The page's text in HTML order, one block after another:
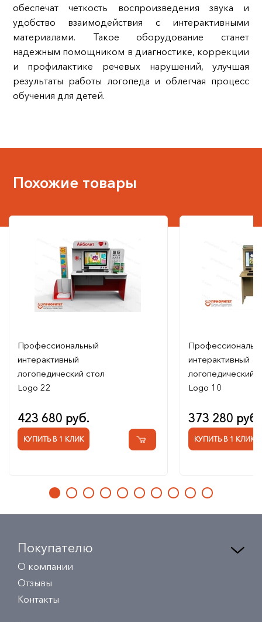
обеспечат четкость воспроизведения звука и
удобство взаимодействия с интерактивными
материалами. Такое оборудование станет
надежным помощником в диагностике, коррекции
и профилактике речевых нарушений, улучшая
результаты работы логопеда и облегчая процесс
обучения для детей.
Похожие товары
Профессиональный
интерактивный
логопедический стол
Logo 22
423 680 руб.
КУПИТЬ В 1 КЛИК
интерактивный
логопедический
Logo 10
373 280 руб.
КУПИТЬ В 1 КЛИК
Покупателю
О компании
Отзывы
Контакты